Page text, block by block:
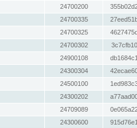
24700200
24700335
24700325
24700302
24900108
24300304
24500100
24300202
24709089
24300600